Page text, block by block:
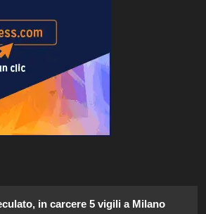
in carcere 5 vigili a Milano